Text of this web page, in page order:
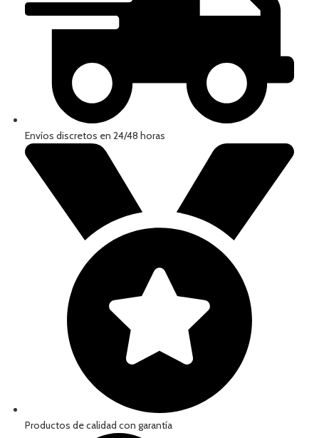
Envíos discretos en 24/48 horas
Productos de calidad con garantía